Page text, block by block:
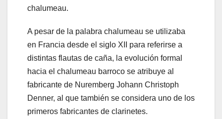
chalumeau.
A pesar de la palabra chalumeau se utilizaba
en Francia desde el siglo XII para referirse a
distintas flautas de caña, la evolución formal
hacia el chalumeau barroco se atribuye al
fabricante de Nuremberg Johann Christoph
Denner, al que también se considera uno de los
primeros fabricantes de clarinetes.